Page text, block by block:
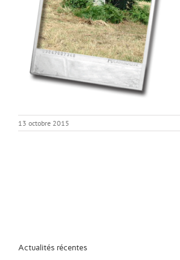
13 octobre 2015
Actualités récentes